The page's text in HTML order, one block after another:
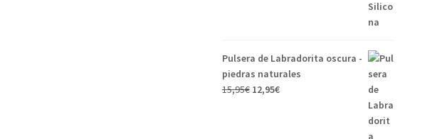
Pulsera de Labradorita oscura -
piedras naturales
15,95€ 12,95€